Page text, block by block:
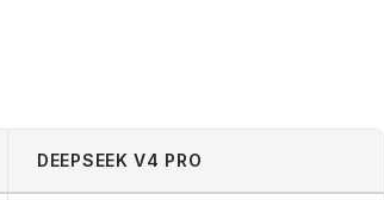
DEEPSEEK V4 PRO